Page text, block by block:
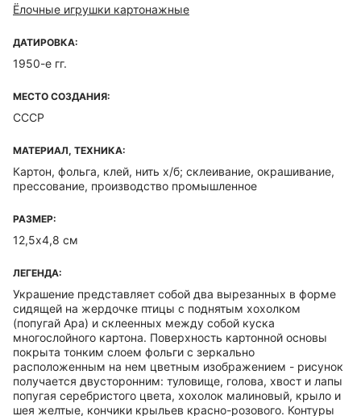
Ёлочные игрушки картонажные
ДАТИРОВКА:
1950-е гг.
МЕСТО СОЗДАНИЯ:
СССР
МАТЕРИАЛ, ТЕХНИКА:
Картон, фольга, клей, нить х/б; склеивание, окрашивание,
прессование, производство промышленное
РАЗМЕР:
12,5х4,8 см
ЛЕГЕНДА:
Украшение представляет собой два вырезанных в форме
сидящей на жердочке птицы с поднятым хохолком
(попугай Ара) и склеенных между собой куска
многослойного картона. Поверхность картонной основы
покрыта тонким слоем фольги с зеркально
расположенным на нем цветным изображением - рисунок
получается двусторонним: туловище, голова, хвост и лапы
попугая серебристого цвета, хохолок малиновый, крыло и
шея желтые, кончики крыльев красно-розового. Контуры